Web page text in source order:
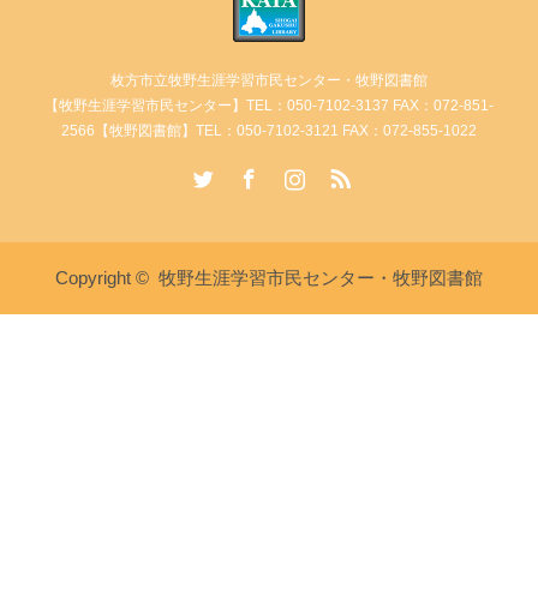
枚方市立牧野生涯学習市民センター・牧野図書館
【牧野生涯学習市民センター】TEL：050-7102-3137 FAX：072-851-
2566【牧野図書館】TEL：050-7102-3121 FAX：072-855-1022
Copyright © 牧野生涯学習市民センター・牧野図書館